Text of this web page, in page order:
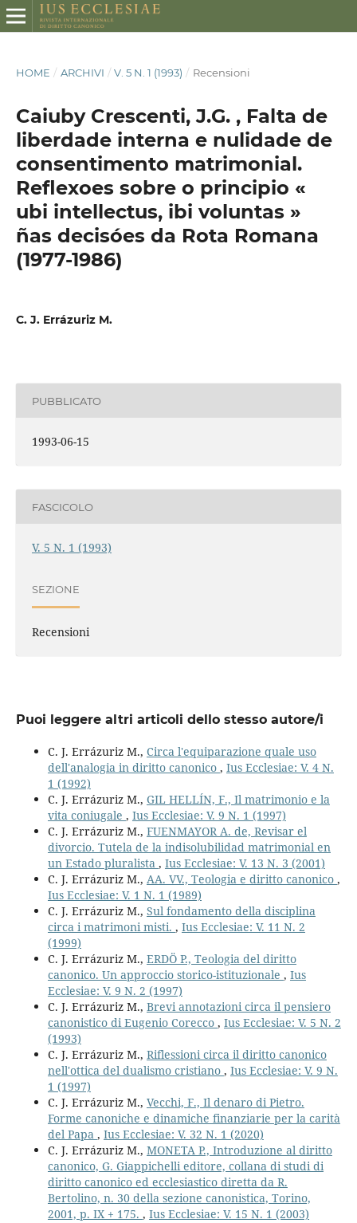
HOME / ARCHIVI / V. 5 N. 1 (1993) / Recensioni
Caiuby Crescenti, J.G. , Falta de
liberdade interna e nulidade de
consentimento matrimonial.
Reflexoes sobre o principio «
ubi intellectus, ibi voluntas »
ñas decisóes da Rota Romana
(1977-1986)
C. J. Errázuriz M.
PUBBLICATO
1993-06-15
FASCICOLO
V. 5 N. 1 (1993)
SEZIONE
Recensioni
Puoi leggere altri articoli dello stesso autore/i
C. J. Errázuriz M., Circa l'equiparazione quale uso
dell'analogia in diritto canonico , Ius Ecclesiae: V. 4 N.
1 (1992)
C. J. Errázuriz M., GIL HELLÍN, F., Il matrimonio e la
vita coniugale , Ius Ecclesiae: V. 9 N. 1 (1997)
C. J. Errázuriz M., FUENMAYOR A. de, Revisar el
divorcio. Tutela de la indisolubilidad matrimonial en
un Estado pluralista , Ius Ecclesiae: V. 13 N. 3 (2001)
C. J. Errázuriz M., AA. VV., Teologia e diritto canonico ,
Ius Ecclesiae: V. 1 N. 1 (1989)
C. J. Errázuriz M., Sul fondamento della disciplina
circa i matrimoni misti. , Ius Ecclesiae: V. 11 N. 2
(1999)
C. J. Errázuriz M., ERDÖ P., Teologia del diritto
canonico. Un approccio storico-istituzionale , Ius
Ecclesiae: V. 9 N. 2 (1997)
C. J. Errázuriz M., Brevi annotazioni circa il pensiero
canonistico di Eugenio Corecco , Ius Ecclesiae: V. 5 N. 2
(1993)
C. J. Errázuriz M., Riflessioni circa il diritto canonico
nell'ottica del dualismo cristiano , Ius Ecclesiae: V. 9 N.
1 (1997)
C. J. Errázuriz M., Vecchi, F., Il denaro di Pietro.
Forme canoniche e dinamiche finanziarie per la carità
del Papa , Ius Ecclesiae: V. 32 N. 1 (2020)
C. J. Errázuriz M., MONETA P., Introduzione al diritto
canonico, G. Giappichelli editore, collana di studi di
diritto canonico ed ecclesiastico diretta da R.
Bertolino, n. 30 della sezione canonistica, Torino,
2001, p. IX + 175. , Ius Ecclesiae: V. 15 N. 1 (2003)